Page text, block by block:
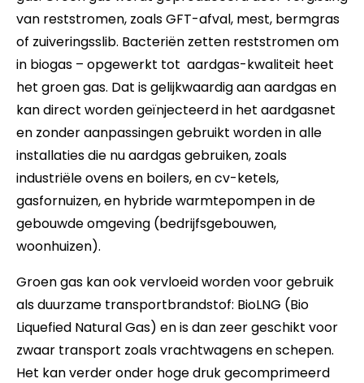
van reststromen, zoals GFT-afval, mest, bermgras
of zuiveringsslib. Bacteriën zetten reststromen om
in biogas – opgewerkt tot aardgas-kwaliteit heet
het groen gas. Dat is gelijkwaardig aan aardgas en
kan direct worden geïnjecteerd in het aardgasnet
en zonder aanpassingen gebruikt worden in alle
installaties die nu aardgas gebruiken, zoals
industriële ovens en boilers, en cv-ketels,
gasfornuizen, en hybride warmtepompen in de
gebouwde omgeving (bedrijfsgebouwen,
woonhuizen).
Groen gas kan ook vervloeid worden voor gebruik
als duurzame transportbrandstof: BioLNG (Bio
Liquefied Natural Gas) en is dan zeer geschikt voor
zwaar transport zoals vrachtwagens en schepen.
Het kan verder onder hoge druk gecomprimeerd